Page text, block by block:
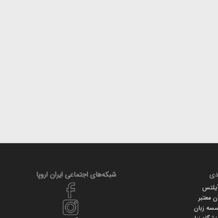
معتبر
زبان
شبکه‌های اجتماعی ایران‌ اروپا